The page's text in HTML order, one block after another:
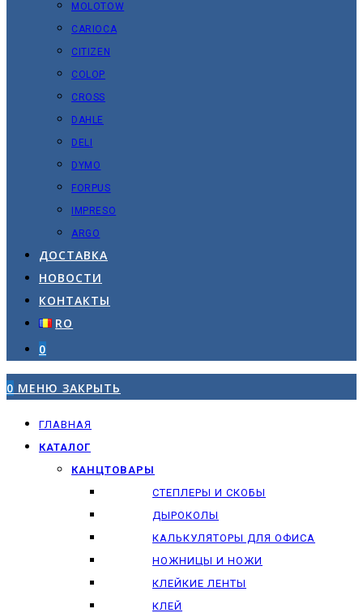
MOLOTOW
CARIOCA
CITIZEN
COLOP
CROSS
DAHLE
DELI
DYMO
FORPUS
IMPRESO
ARGO
ДОСТАВКА
НОВОСТИ
КОНТАКТЫ
RO
0
0 МЕНЮ ЗАКРЫТЬ
ГЛАВНАЯ
КАТАЛОГ
КАНЦТОВАРЫ
СТЕПЛЕРЫ И СКОБЫ
ДЫРОКОЛЫ
КАЛЬКУЛЯТОРЫ ДЛЯ ОФИСА
НОЖНИЦЫ И НОЖИ
КЛЕЙКИЕ ЛЕНТЫ
КЛЕЙ